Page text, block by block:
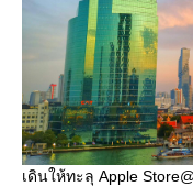
เดินให้ทะลุ Apple